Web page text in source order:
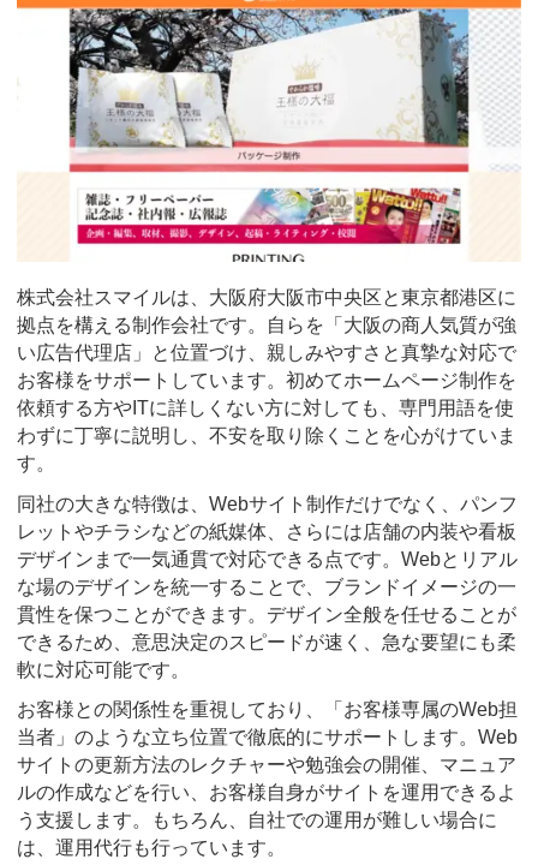
株式会社スマイルは、大阪府大阪市中央区と東京都港区に
拠点を構える制作会社です。自らを「大阪の商人気質が強
い広告代理店」と位置づけ、親しみやすさと真摯な対応で
お客様をサポートしています。初めてホームページ制作を
依頼する方やITに詳しくない方に対しても、専門用語を使
わずに丁寧に説明し、不安を取り除くことを心がけていま
す。
同社の大きな特徴は、Webサイト制作だけでなく、パンフ
レットやチラシなどの紙媒体、さらには店舗の内装や看板
デザインまで一気通貫で対応できる点です。Webとリアル
な場のデザインを統一することで、ブランドイメージの一
貫性を保つことができます。デザイン全般を任せることが
できるため、意思決定のスピードが速く、急な要望にも柔
軟に対応可能です。
お客様との関係性を重視しており、「お客様専属のWeb担
当者」のような立ち位置で徹底的にサポートします。Web
サイトの更新方法のレクチャーや勉強会の開催、マニュア
ルの作成などを行い、お客様自身がサイトを運用できるよ
う支援します。もちろん、自社での運用が難しい場合に
は、運用代行も行っています。